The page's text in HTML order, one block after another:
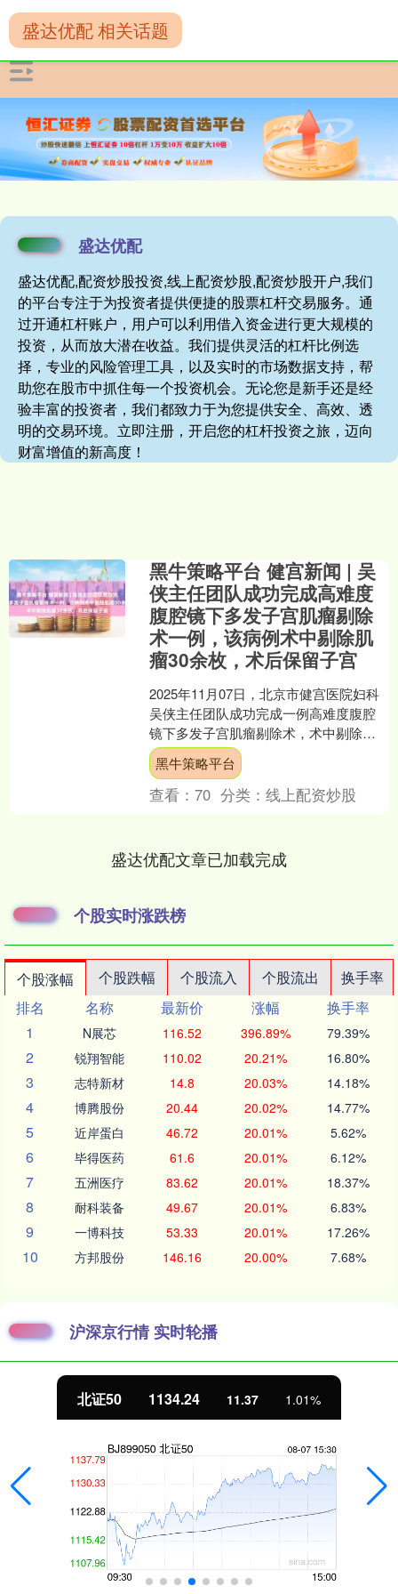
盛达优配
盛达优配,配资炒股投资,线上配资炒股,配资炒股开户,我们
的平台专注于为投资者提供便捷的股票杠杆交易服务。通
过开通杠杆账户，用户可以利用借入资金进行更大规模的
投资，从而放大潜在收益。我们提供灵活的杠杆比例选
择，专业的风险管理工具，以及实时的市场数据支持，帮
助您在股市中抓住每一个投资机会。无论您是新手还是经
验丰富的投资者，我们都致力于为您提供安全、高效、透
明的交易环境。立即注册，开启您的杠杆投资之旅，迈向
财富增值的新高度！
盛达优配 相关话题
黑牛策略平台 健宫新闻 | 吴
侠主任团队成功完成高难度
腹腔镜下多发子宫肌瘤剔除
术一例，该病例术中剔除肌
瘤30余枚，术后保留子宫
2025年11月07日，北京市健宫医院妇科
吴侠主任团队成功完成一例高难度腹腔
镜下多发子宫肌瘤剔除术，术中剔除肌
瘤30余枚，术后保留子宫。该病例超声
发现子宫肌瘤6....
黑牛策略平台
查看：70 分类：线上配资炒股
盛达优配文章已加载完成
个股实时涨跌榜
个股涨幅 个股跌幅 个股流入 个股流出
换手率
排名
名称 最新价 涨幅
换手率
1
N展芯 116.52 396.89% 79.39%
2 锐翔智能 110.02 20.21% 16.80%
3 志特新材 14.8 20.03% 14.18%
4 博腾股份 20.44 20.02% 14.77%
5 近岸蛋白 46.72 20.01% 5.62%
6 毕得医药 61.6 20.01% 6.12%
7 五洲医疗 83.62 20.01% 18.37%
8 耐科装备 49.67 20.01% 6.83%
9 一博科技 53.33 20.01% 17.26%
10 方邦股份 146.16 20.00% 7.68%
沪深京行情 实时轮播
北证50 1134.24 11.37 1.01%